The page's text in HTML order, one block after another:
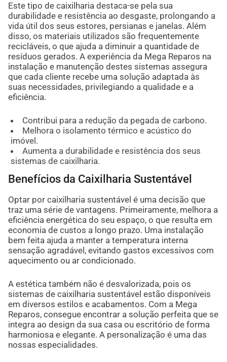
Este tipo de caixilharia destaca-se pela sua
durabilidade e resistência ao desgaste, prolongando a
vida útil dos seus estores, persianas e janelas. Além
disso, os materiais utilizados são frequentemente
recicláveis, o que ajuda a diminuir a quantidade de
resíduos gerados. A experiência da Mega Reparos na
instalação e manutenção destes sistemas assegura
que cada cliente recebe uma solução adaptada às
suas necessidades, privilegiando a qualidade e a
eficiência.
Contribui para a redução da pegada de carbono.
Melhora o isolamento térmico e acústico do
imóvel.
Aumenta a durabilidade e resistência dos seus
sistemas de caixilharia.
Benefícios da Caixilharia Sustentável
Optar por caixilharia sustentável é uma decisão que
traz uma série de vantagens. Primeiramente, melhora a
eficiência energética do seu espaço, o que resulta em
economia de custos a longo prazo. Uma instalação
bem feita ajuda a manter a temperatura interna
sensação agradável, evitando gastos excessivos com
aquecimento ou ar condicionado.
A estética também não é desvalorizada, pois os
sistemas de caixilharia sustentável estão disponíveis
em diversos estilos e acabamentos. Com a Mega
Reparos, consegue encontrar a solução perfeita que se
integra ao design da sua casa ou escritório de forma
harmoniosa e elegante. A personalização é uma das
nossas especialidades.